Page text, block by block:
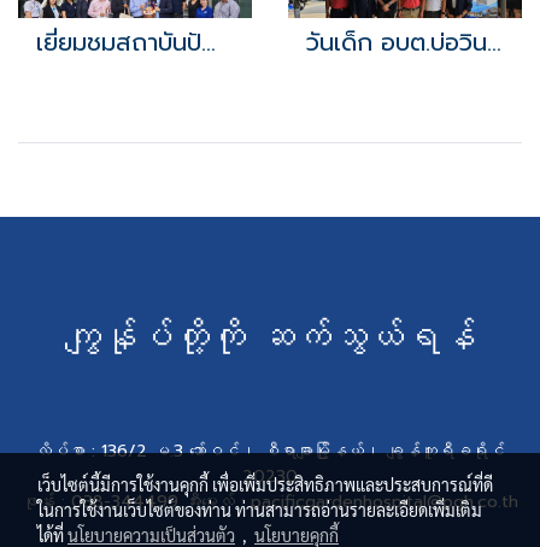
เยี่ยมชมสถาบันปัญญาภิวัฒน์ วิทยาเขต EEC วันเด็ก อบต.บ่อวิน 2567
ကျွန်ုပ်တို့ကို ဆက်သွယ်ရန်
လိပ်စာ : 136/2 မ.3 ဘော်ဝင်၊ စီရာချာမြို့နယ်၊ ချွန်ဘူရီခရိုင်
20230
ဖုန်း : 038-344499 အီးမေးလ် : pacificgardenhospital@pgh.co.th
เว็บไซต์นี้มีการใช้งานคุกกี้ เพื่อเพิ่มประสิทธิภาพและประสบการณ์ที่ดี
ในการใช้งานเว็บไซต์ของท่าน ท่านสามารถอ่านรายละเอียดเพิ่มเติม
ได้ที่นโยบายความเป็นส่วนตัว , นโยบายคุกกี้